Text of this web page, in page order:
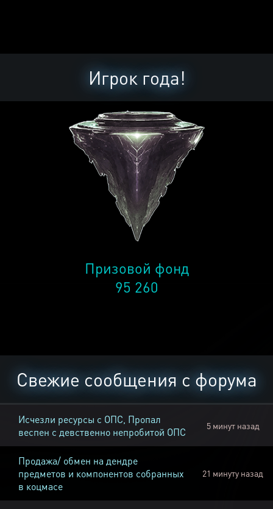
Игрок года!
Призовой фонд
95 260
Свежие сообщения с форума
Исчезли ресурсы с ОПС, Пропал
веспен с девственно непробитой ОПС
5 минут назад
Продажа/ обмен на дендре
предметов и компонентов собранных
в коцмасе
21 минуту назад